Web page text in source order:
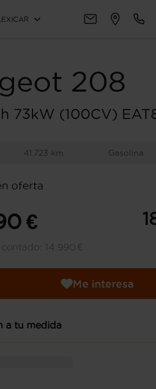
208
73kW (100CV)
41.723 km Gasolina
oferta
€
14.990 €
Me interesa
a tu medida